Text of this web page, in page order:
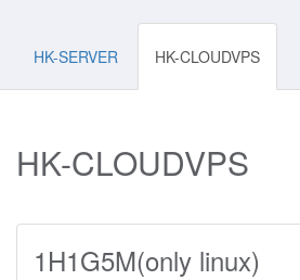
HK-SERVER HK-CLOUDVPS
HK-CLOUDVPS
1H1G5M(only linux)